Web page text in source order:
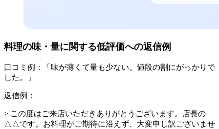
料理の味・量に関する低評価への返信例
口コミ例：「味が薄くて量も少ない。値段の割にがっかりで
した。」
返信例：
> この度はご来店いただきありがとうございます。店長の
△△です。お料理がご期待に沿えず、大変申し訳ございませ